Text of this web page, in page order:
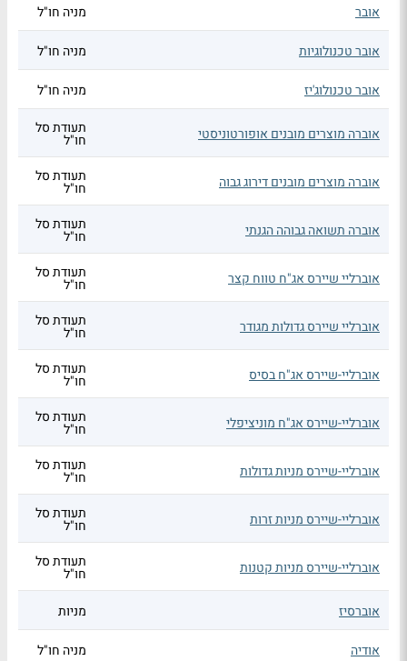
אובר מניה חו"ל
אובר טכנולוגיות מניה חו"ל
אובר טכנולוג'יז מניה חו"ל
אוברה מוצרים מובנים אופורטוניסטי תעודת סל
חו"ל
אוברה מוצרים מובנים דירוג גבוה תעודת סל
חו"ל
אוברה תשואה גבוהה הגנתי תעודת סל
חו"ל
אוברליי שיירס אג"ח טווח קצר תעודת סל
חו"ל
אוברליי שיירס גדולות מגודר תעודת סל
חו"ל
אוברליי-שיירס אג"ח בסיס תעודת סל
חו"ל
אוברליי-שיירס אג"ח מוניציפלי תעודת סל
חו"ל
אוברליי-שיירס מניות גדולות תעודת סל
חו"ל
אוברליי-שיירס מניות זרות תעודת סל
חו"ל
אוברליי-שיירס מניות קטנות תעודת סל
חו"ל
אוברסיז
מניות
אודיה מניה חו"ל